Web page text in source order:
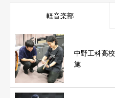
軽音楽部
中野工科高
施